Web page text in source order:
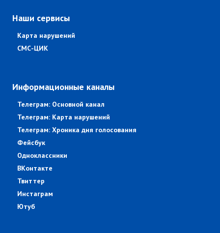
Наши сервисы
Карта нарушений
СМС-ЦИК
Информационные каналы
Телеграм: Основной канал
Телеграм: Карта нарушений
Телеграм: Хроника дня голосования
Фейсбук
Одноклассники
ВКонтакте
Твиттер
Инстаграм
Ютуб